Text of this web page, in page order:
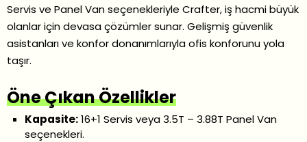
Servis ve Panel Van seçenekleriyle Crafter, iş hacmi büyük
olanlar için devasa çözümler sunar. Gelişmiş güvenlik
asistanları ve konfor donanımlarıyla ofis konforunu yola
taşır.
Öne Çıkan Özellikler
Kapasite:16+1 Servis veya 3.5T – 3.88T Panel Van
seçenekleri.